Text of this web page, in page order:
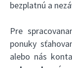
bezplatnú a
Pre
ponuky
alebo nás